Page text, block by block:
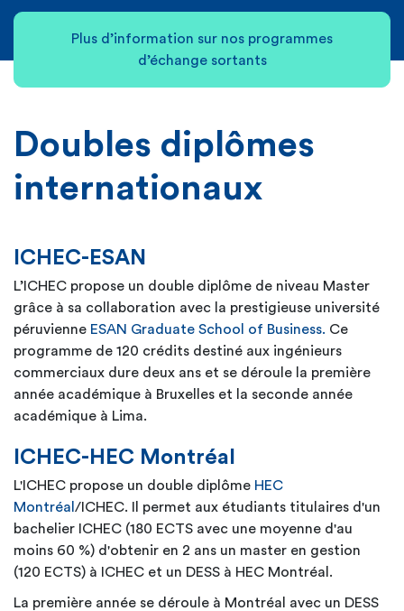
Plus d’information sur nos programmes
d’échange sortants
Doubles diplômes
internationaux
ICHEC-ESAN
L’ICHEC propose un double diplôme de niveau Master
grâce à sa collaboration avec la prestigieuse université
péruvienne ESAN Graduate School of Business. Ce
programme de 120 crédits destiné aux ingénieurs
commerciaux dure deux ans et se déroule la première
année académique à Bruxelles et la seconde année
académique à Lima.
ICHEC-HEC Montréal
L'ICHEC propose un double diplôme HEC
Montréal /ICHEC. Il permet aux étudiants titulaires d'un
bachelier ICHEC (180 ECTS avec une moyenne d'au
moins 60 %) d'obtenir en 2 ans un master en gestion
(120 ECTS) à ICHEC et un DESS à HEC Montréal.
La première année se déroule à Montréal avec un DESS